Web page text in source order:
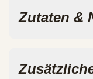
Zutaten &